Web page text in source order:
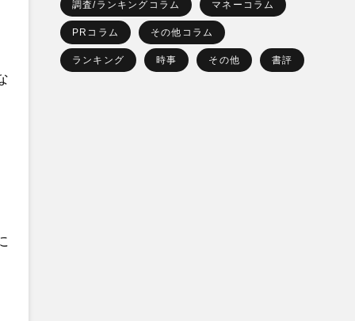
調査/ランキングコラム マネーコラム
PRコラム その他コラム
ランキング 時事 その他 書評